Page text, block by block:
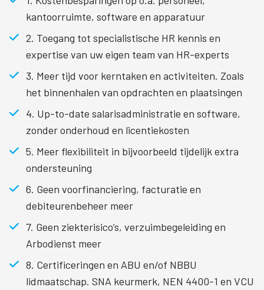
kantoorruimte, software en apparatuur
2. Toegang tot specialistische HR kennis en
expertise van uw eigen team van HR-experts
3. Meer tijd voor kerntaken en activiteiten. Zoals
het binnenhalen van opdrachten en plaatsingen
4. Up-to-date salarisadministratie en software,
zonder onderhoud en licentiekosten
5. Meer flexibiliteit in bijvoorbeeld tijdelijk extra
ondersteuning
6. Geen voorfinanciering, facturatie en
debiteurenbeheer meer
7. Geen ziekterisico’s, verzuimbegeleiding en
Arbodienst meer
8. Certificeringen en ABU en/of NBBU
lidmaatschap. SNA keurmerk, NEN 4400-1 en VCU